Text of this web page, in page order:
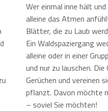
Wer einmal inne hält
alleine das Atmen
Blätter, die zu Laub
Ein Waldspaziergang
alleine oder in einer
und nur zu lauschen.
Gerüchen und vereinen
pflanzt. Davon möchte
– soviel Sie möchten!